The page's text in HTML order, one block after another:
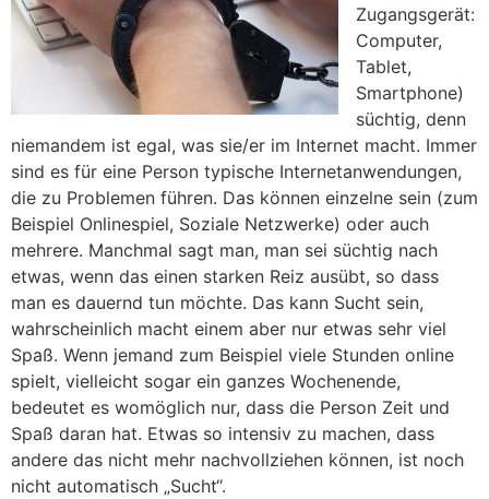
Zugangsgerät:
Computer,
Tablet,
Smartphone)
süchtig, denn
niemandem ist egal, was sie/er im Internet macht. Immer
sind es für eine Person typische Internetanwendungen,
die zu Problemen führen. Das können einzelne sein (zum
Beispiel Onlinespiel, Soziale Netzwerke) oder auch
mehrere. Manchmal sagt man, man sei süchtig nach
etwas, wenn das einen starken Reiz ausübt, so dass
man es dauernd tun möchte. Das kann Sucht sein,
wahrscheinlich macht einem aber nur etwas sehr viel
Spaß. Wenn jemand zum Beispiel viele Stunden online
spielt, vielleicht sogar ein ganzes Wochenende,
bedeutet es womöglich nur, dass die Person Zeit und
Spaß daran hat. Etwas so intensiv zu machen, dass
andere das nicht mehr nachvollziehen können, ist noch
nicht automatisch „Sucht“.